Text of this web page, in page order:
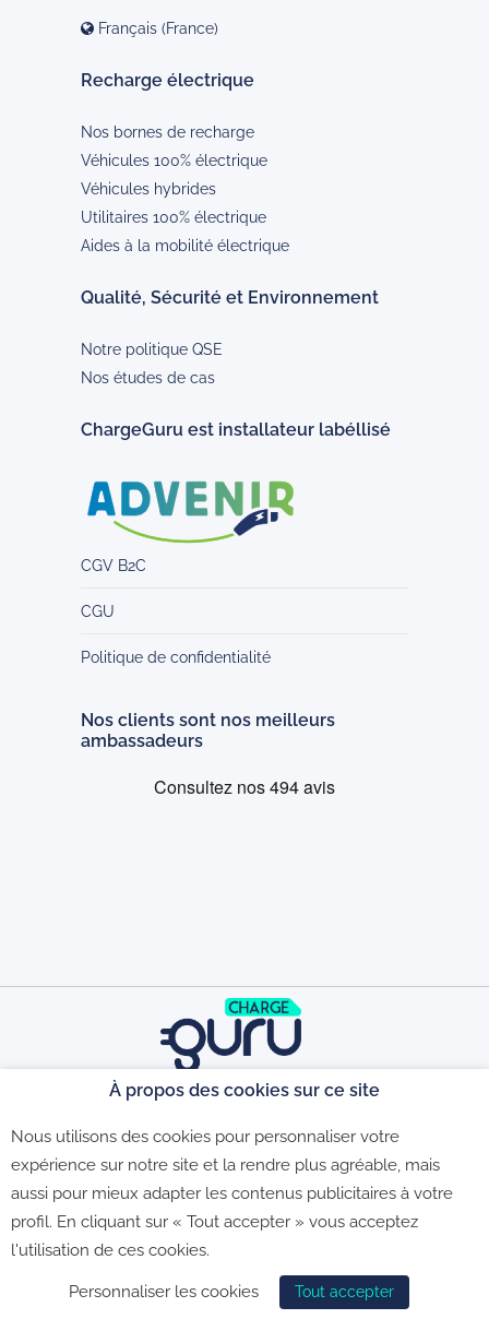
Français (France)
Recharge électrique
Nos bornes de recharge
Véhicules 100% électrique
Véhicules hybrides
Utilitaires 100% électrique
Aides à la mobilité électrique
Qualité, Sécurité et Environnement
Notre politique QSE
Nos études de cas
ChargeGuru est installateur labéllisé
CGV B2C
CGU
Politique de confidentialité
Nos clients sont nos meilleurs
ambassadeurs
©2026 - CGU - CGV - Politique de
confidentialité - Politique de gestion des
cookies
À propos des cookies sur ce site
Nous utilisons des cookies pour personnaliser votre
expérience sur notre site et la rendre plus agréable, mais
aussi pour mieux adapter les contenus publicitaires à votre
profil. En cliquant sur « Tout accepter » vous acceptez
l'utilisation de ces cookies.
Personnaliser les cookies Tout accepter